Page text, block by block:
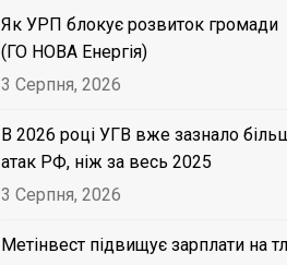
Як УРП блокує розвиток громади
(ГО НОВА Енергія)
3 Серпня, 2026
В 2026 році УГВ вже зазнало
атак РФ, ніж за весь 2025
3 Серпня, 2026
Метінвест підвищує зарплати на